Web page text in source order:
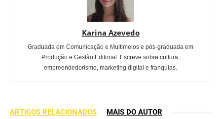
Karina Azevedo
Graduada em Comunicação e Multimeios e pós-graduada em
Produção e Gestão Editorial. Escreve sobre cultura,
empreendedorismo, marketing digital e franquias.
ARTIGOS RELACIONADOS MAIS DO AUTOR